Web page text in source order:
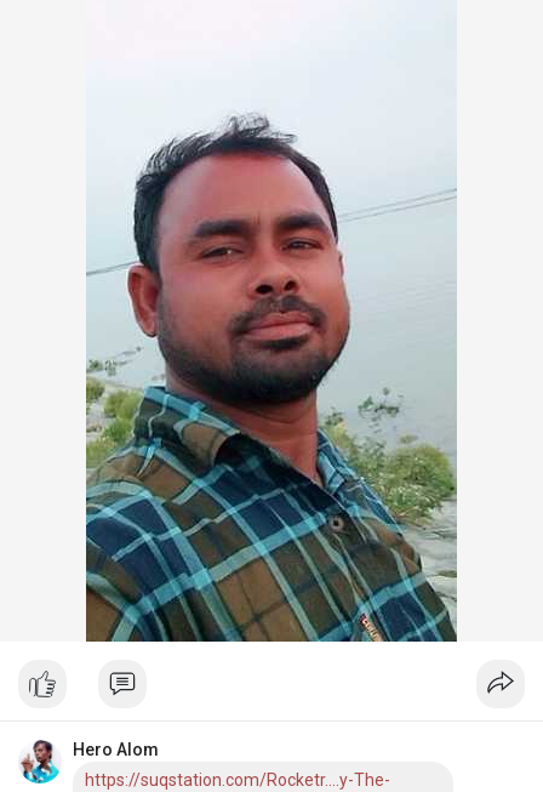
Hero Alom
https://suqstation.com/Rocketr....y-The-